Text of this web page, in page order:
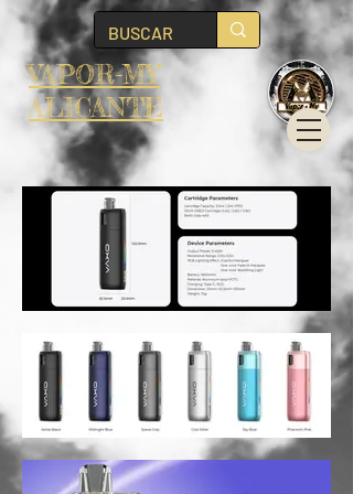
VAPOR-MY
ALICANTE